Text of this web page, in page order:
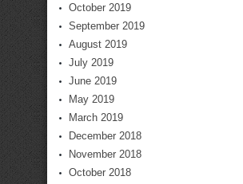
October 2019
September 2019
August 2019
July 2019
June 2019
May 2019
March 2019
December 2018
November 2018
October 2018